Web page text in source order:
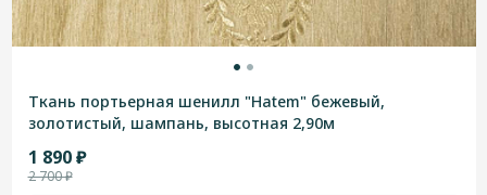
Ткань портьерная шенилл "Hatem" бежевый,
золотистый, шампань, высотная 2,90м
1 890 ₽
2 700 ₽